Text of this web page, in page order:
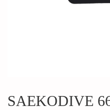
SAEKODIVE